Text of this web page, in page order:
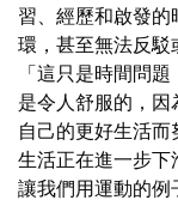
習、經歷和啟發的
環，甚至無法反駁
「這只是時間問
是令人舒服的，因
自己的更好生活
生活正在進一步下
讓我們用運動的例